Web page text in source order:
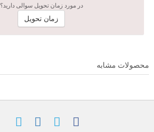
در مورد زمان تحویل سوالی دارید؟
زمان تحویل
محصولات مشابه